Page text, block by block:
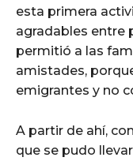
esta primera
agradables entre
permitió a las
amistades,
emigrantes y no
A partir de ahí,
que se pudo